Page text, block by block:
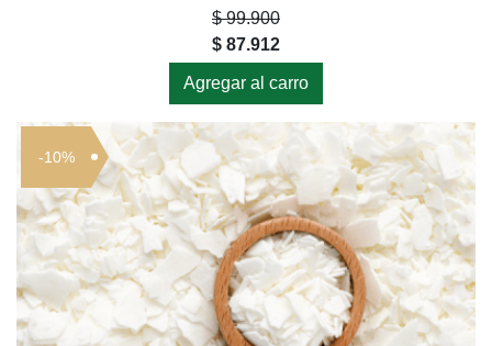
$ 99.900
$ 87.912
Agregar al carro
-10%